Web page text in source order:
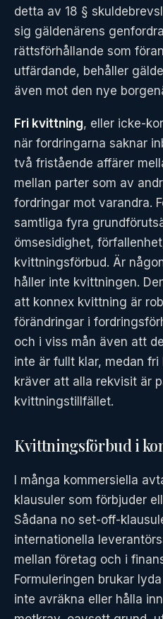
detta av 18 §
sig gäldenärens
rättsförhållande som
utfärdande, behåller
även mot den nye
Fri kvittning, eller icke-
när fordringarna saknar
två fristående affärer
mellan parter som av
fordringar mot varandra.
samtliga fyra
ömsesidighet,
kvittningsförbud. Är
håller inte kvittningen.
att konnex kvittning är
förändringar i
och i viss mån även att
inte är fullt klar, medan
kräver att alla rekvisit är
kvittningstillfället.
Kvittningsförbud i
I många kommersiella
klausuler som förbjuder
Sådana no set-off-
internationella
mellan företag och i
Formuleringen brukar
inte avräkna eller hålla